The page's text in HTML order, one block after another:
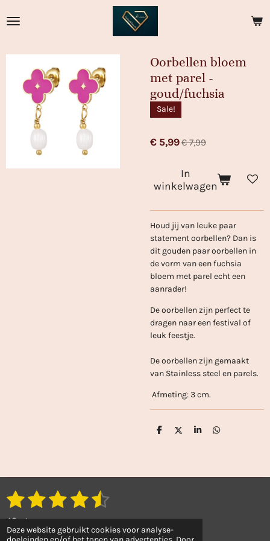
Deze website gebruikt cookies voor analyse-
direct
Oorbellen bloem
met parel -
goud/fuchsia
Sale!
€ 5,99€ 7,99
In
winkelwagen
Houd jij van leuke paar
statement oorbellen? Dan is
dit gouden paar oorbellen in
de vorm van een fuchsia
bloem met parel echt een
aanrader!
De oorbellen zijn perfect te
dragen naar een festival of
leuk feestje.
De oorbellen zijn gemaakt
van Stainless steel en parels.
Afmeting: 3 cm.
D
D
S
D
R
a
t
1
s
2
s
3
s
4
s
5
s
S
e
m
43 stemmen
© 2022 - 2026 Sanaejewellery